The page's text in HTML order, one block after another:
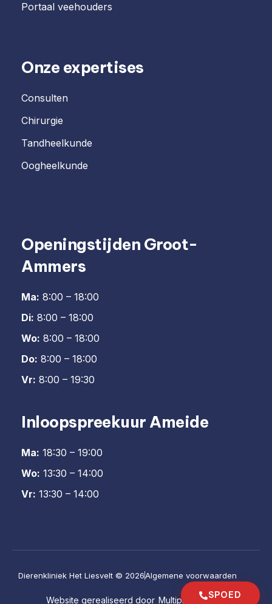
Portaal veehouders
Onze expertises
Consulten
Chirurgie
Tandheelkunde
Oogheelkunde
Openingstijden Groot-
Ammers
Ma: 8:00 – 18:00
Di: 8:00 – 18:00
Wo: 8:00 – 18:00
Do: 8:00 – 18:00
Vr: 8:00 – 19:30
Inloopspreekuur Ameide
Ma: 18:30 – 19:00
Wo: 13:30 – 14:00
Vr: 13:30 – 14:00
Dierenkliniek Het Liesvelt © 2026Algemene voorwaarden
Website gerealiseerd door Multiplusonline.nlSPOED